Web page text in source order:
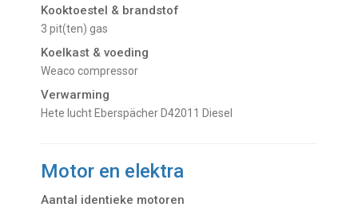
Kooktoestel & brandstof
3 pit(ten) gas
Koelkast & voeding
Weaco compressor
Verwarming
Hete lucht Eberspächer D42011 Diesel
Motor en elektra
Aantal identieke motoren